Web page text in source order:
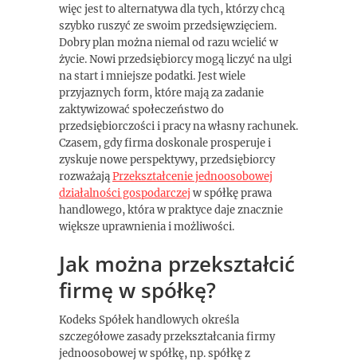
więc jest to alternatywa dla tych, którzy chcą
szybko ruszyć ze swoim przedsięwzięciem.
Dobry plan można niemal od razu wcielić w
życie. Nowi przedsiębiorcy mogą liczyć na ulgi
na start i mniejsze podatki. Jest wiele
przyjaznych form, które mają za zadanie
zaktywizować społeczeństwo do
przedsiębiorczości i pracy na własny rachunek.
Czasem, gdy firma doskonale prosperuje i
zyskuje nowe perspektywy, przedsiębiorcy
rozważająPrzekształcenie jednoosobowej
działalności gospodarczej w spółkę prawa
handlowego, która w praktyce daje znacznie
większe uprawnienia i możliwości.
Jak można przekształcić
firmę w spółkę?
Kodeks Spółek handlowych określa
szczegółowe zasady przekształcania firmy
jednoosobowej w spółkę, np. spółkę z